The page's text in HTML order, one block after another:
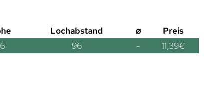
Lochabstand ⌀
Preis
96 - 11,39€